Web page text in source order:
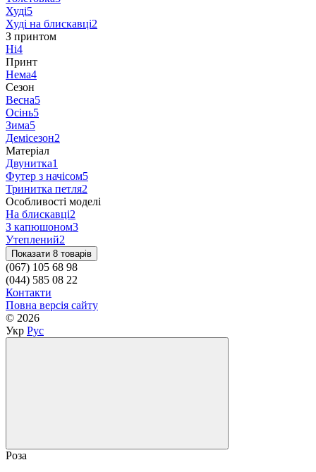
Худі5
Худі на блискавці2
З принтом
Ні4
Принт
Нема4
Сезон
Весна5
Осінь5
Зима5
Демісезон2
Матеріал
Двунитка1
Футер з начісом5
Тринитка петля2
Особливості моделі
На блискавці2
З капюшоном3
Утеплений2
Показати 8 товарів
(067) 105 68 98
(044) 585 08 22
Контакти
Повна версія сайту
© 2026
Укр Рус
Роза